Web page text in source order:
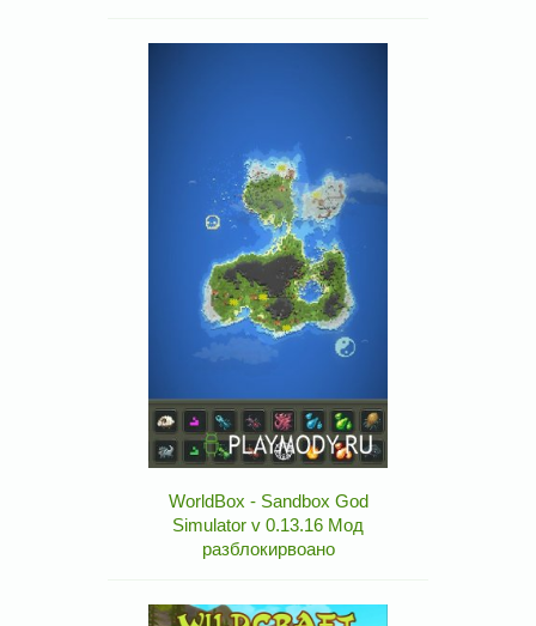
WorldBox - Sandbox God
Simulator v 0.13.16 Мод
разблокирвоано